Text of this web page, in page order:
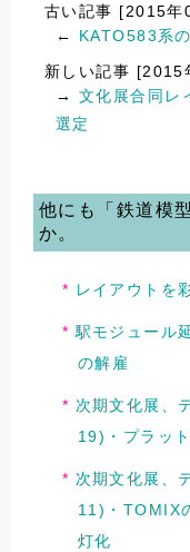
古い記事 [2015年
← KATO583系
新しい記事 [2015
→ 文化展合同レ
選定
他にも「鉄道模
か。
レイアウトを
駅モジュール
の解雇
次期文化展、
19)・プラッ
次期文化展、
11)・TOMIX
灯化